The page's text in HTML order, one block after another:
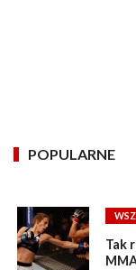
POPULARNE
Tak